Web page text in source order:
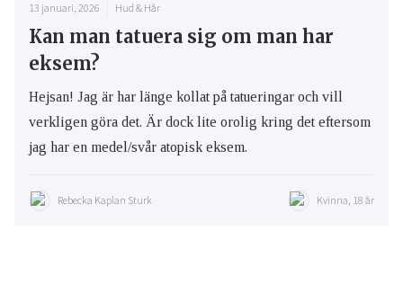
13 januari, 2026 Hud & Hår
Kan man tatuera sig om man har
eksem?
Hejsan! Jag är har länge kollat på tatueringar och vill
verkligen göra det. Är dock lite orolig kring det eftersom
jag har en medel/svår atopisk eksem.
Rebecka Kaplan Sturk Kvinna, 18 år